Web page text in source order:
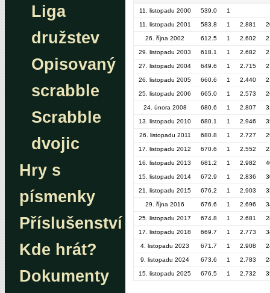
Liga
družstev
Opisovaný
scrabble
Scrabble
dvojic
Hry s
písmenky
Příslušenství
Kde hrát?
Dokumenty
11. listopadu 2000 539.0 1
11. listopadu 2001 583.8 1 2.881
26. října 2002 612.5 1 2.602
29. listopadu 2003 618.1 1 2.682
27. listopadu 2004 649.6 1 2.715
26. listopadu 2005 660.6 1 2.440
25. listopadu 2006 665.0 1 2.573
24. února 2008 680.6 1 2.807
13. listopadu 2010 680.1 1 2.946
26. listopadu 2011 680.8 1 2.727
17. listopadu 2012 670.6 1 2.552
16. listopadu 2013 681.2 1 2.982
15. listopadu 2014 672.9 1 2.836
21. listopadu 2015 676.2 1 2.903
29. října 2016 676.6 1 2.696
25. listopadu 2017 674.8 1 2.681
17. listopadu 2018 669.7 1 2.773
4. listopadu 2023 671.7 1 2.908
9. listopadu 2024 673.6 1 2.783
15. listopadu 2025 676.5 1 2.732